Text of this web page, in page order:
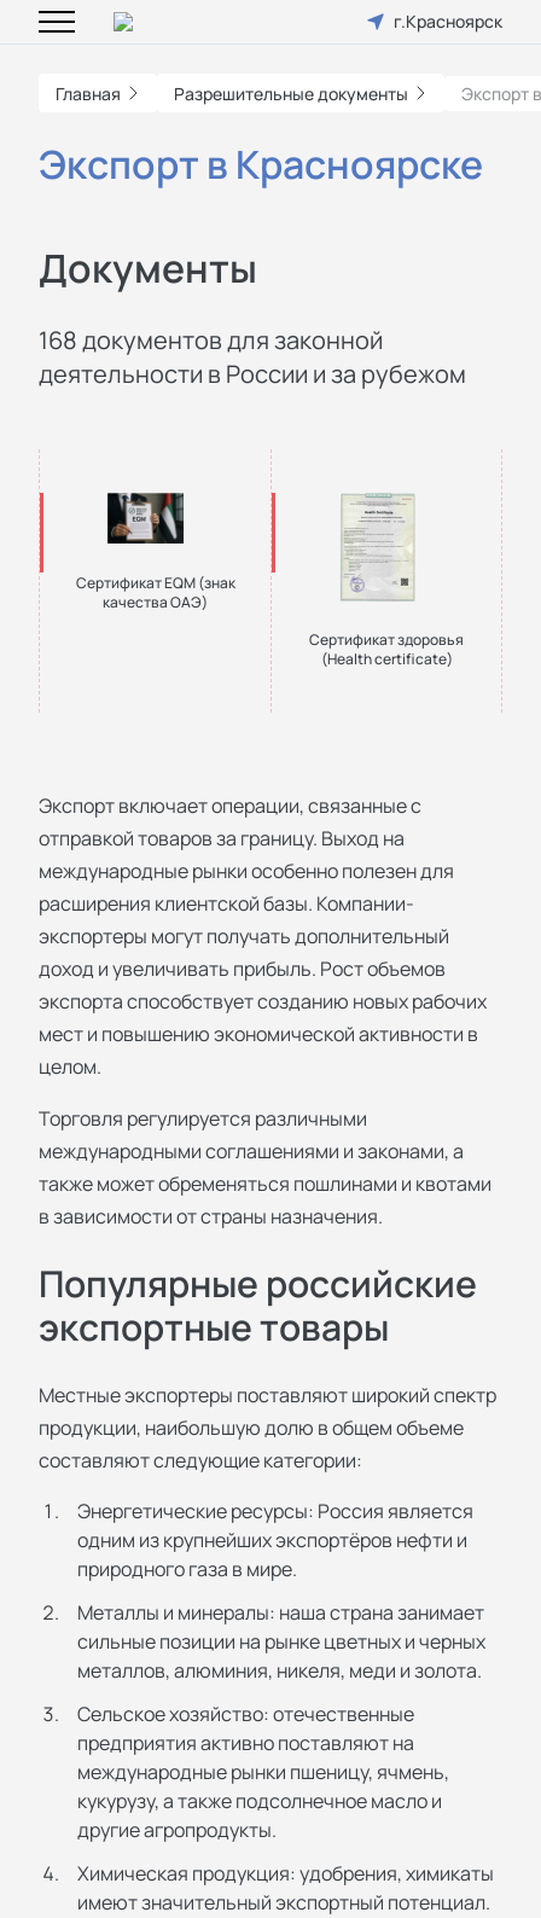
г.Красноярск
Главная Разрешительные документы Экспорт
Экспорт в Красноярске
Документы
168 документов для законной
деятельности в России и за рубежом
Сертификат EQM (знак
качества ОАЭ)
Сертификат здоровья
(Health certificate)
Экспорт включает операции, связанные с
отправкой товаров за границу. Выход на
международные рынки особенно полезен для
расширения клиентской базы. Компании-
экспортеры могут получать дополнительный
доход и увеличивать прибыль. Рост объемов
экспорта способствует созданию новых рабочих
мест и повышению экономической активности в
целом.
Торговля регулируется различными
международными соглашениями и законами, а
также может обременяться пошлинами и квотами
в зависимости от страны назначения.
Популярные российские
экспортные товары
Местные экспортеры поставляют широкий спектр
продукции, наибольшую долю в общем объеме
составляют следующие категории:
Энергетические ресурсы: Россия является
одним из крупнейших экспортёров нефти и
природного газа в мире.
Металлы и минералы: наша страна занимает
сильные позиции на рынке цветных и черных
металлов, алюминия, никеля, меди и золота.
Сельское хозяйство: отечественные
предприятия активно поставляют на
международные рынки пшеницу, ячмень,
кукурузу, а также подсолнечное масло и
другие агропродукты.
Химическая продукция: удобрения, химикаты
имеют значительный экспортный потенциал.